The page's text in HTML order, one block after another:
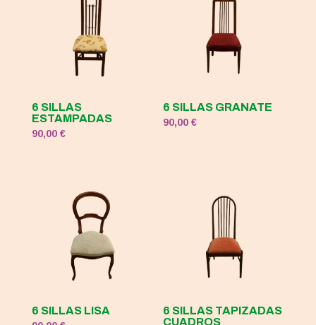
6 SILLAS
ESTAMPADAS
90,00 €
6 SILLAS GRANATE
90,00€
6 SILLAS LISA
6 SILLAS TAPIZADAS
CUADROS